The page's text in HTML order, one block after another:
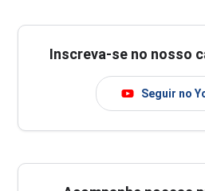
Inscreva-se no nosso
Seguir no